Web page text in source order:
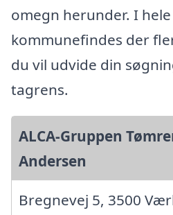
omegn herunder. I
kommunefindes der
du vil udvide din
tagrens.
ALCA-Gruppen
Andersen
Bregnevej 5, 3500